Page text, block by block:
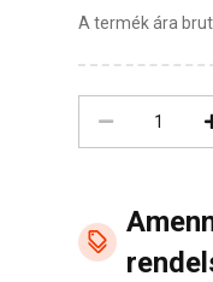
A termék ára